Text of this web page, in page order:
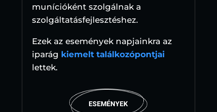
munícióként szolgálnak a
szolgáltatásfejlesztéshez.
Ezek az események napjainkra az
iparág kiemelt találkozópontjai
lettek.
ESEMÉNYEK